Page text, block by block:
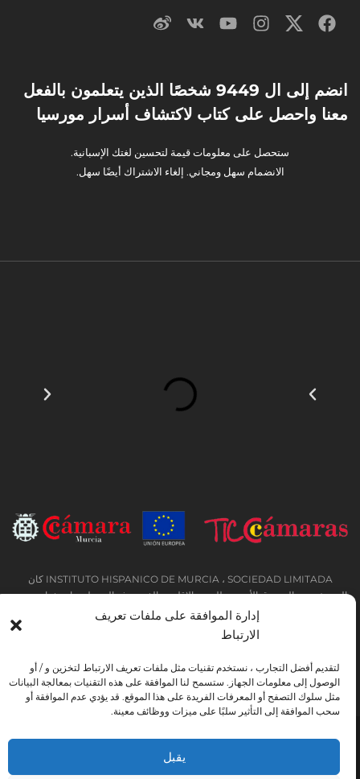
إدارة الموافقة على ملفات تعريف
الارتباط
لتقديم أفضل التجارب ، نستخدم تقنيات مثل ملفات تعريف الارتباط لتخزين و / أو
الوصول إلى معلومات الجهاز. ستسمح لنا الموافقة على هذه التقنيات بمعالجة البيانات
مثل سلوك التصفح أو المعرفات الفريدة على هذا الموقع. قد يؤدي عدم الموافقة أو
سحب الموافقة إلى التأثير سلبًا على ميزات ووظائف معينة.
يقبل
انضم إلى ال 9449 شخصًا الذين يتعلمون بالفعل
معنا واحصل على كتاب لاكتشاف أسرار مورسيا
ستحصل على معلومات قيمة لتحسين لغتك الإسبانية.
الانضمام سهل ومجاني. إلغاء الاشتراك أيضًا سهل.
INSTITUTO HISPANICO DE MURCIA ، SOCIEDAD LIMITADA كان
المستفيد من الصندوق الأوروبي للتنمية الإقليمية الذي يهدف إلى تطوير استخدام وجودة
تكنولوجيا المعلومات والاتصالات وإمكانية الوصول إليها ، وبفضل ذلك نفذت الحلول
التالية: التواجد عبر الإنترنت من خلال موقع إلكتروني. تم اتخاذ الإجراء الحالي في عام
تحذير قانوني سياسة خاصة
شروط الحجز